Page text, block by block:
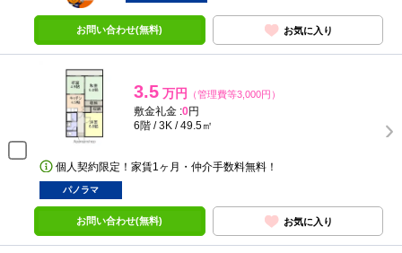
お問い合わせ(無料) お気に入り
3.5 万円 （管理費等3,000円）
敷金礼金 :0円
6階 / 3K / 49.5㎡
個人契約限定！家賃1ヶ月・仲介手数料無料！
パノラマ
お問い合わせ(無料) お気に入り